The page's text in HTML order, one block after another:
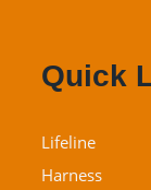
Quick
Lifeline
Harness